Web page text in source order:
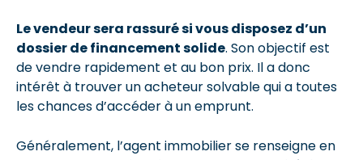
Le vendeur sera rassuré si vous disposez d’un
dossier de financement solide. Son objectif est
de vendre rapidement et au bon prix. Il a donc
intérêt à trouver un acheteur solvable qui a toutes
les chances d’accéder à un emprunt.
Généralement, l’agent immobilier se renseigne en